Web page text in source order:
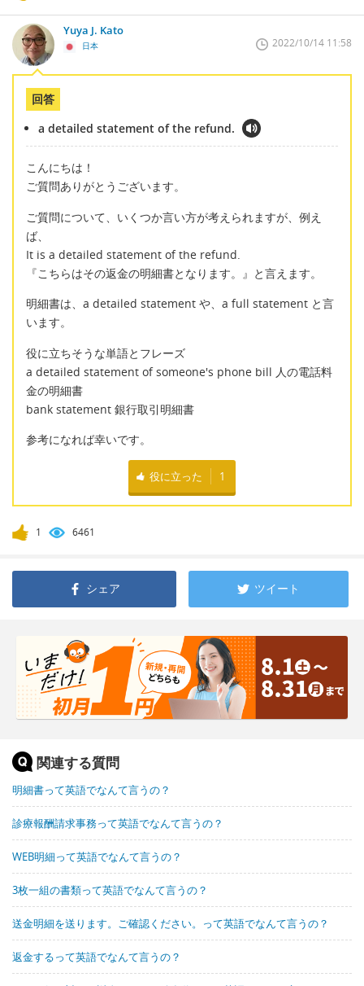
Yuya J. Kato
日本 2022/10/14 11:58
回答
a detailed statement of the refund.
こんにちは！
ご質問ありがとうございます。
ご質問について、いくつか言い方が考えられますが、例え
ば、
It is a detailed statement of the refund.
『こちらはその返金の明細書となります。』と言えます。
明細書は、a detailed statement や、a full statement と言
います。
役に立ちそうな単語とフレーズ
a detailed statement of someone's phone bill 人の電話料
金の明細書
bank statement 銀行取引明細書
参考になれば幸いです。
役に立った 1
1 6461
シェア ツイート
関連する質問
明細書って英語でなんて言うの？
診療報酬請求事務って英語でなんて言うの？
WEB明細って英語でなんて言うの？
3枚一組の書類って英語でなんて言うの？
送金明細を送ります。ご確認ください。って英語でなんて言うの？
返金するって英語でなんて言うの？